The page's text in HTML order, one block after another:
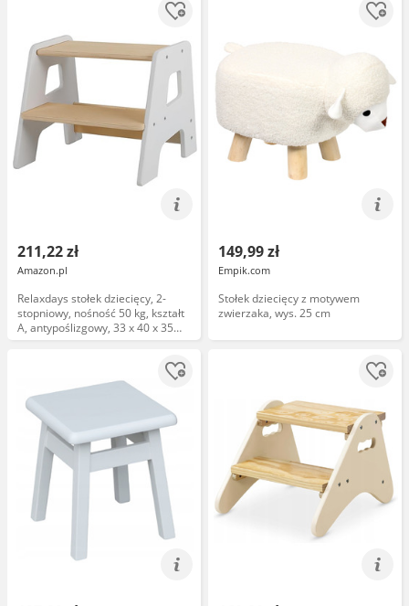
211,22 zł
Amazon.pl
Relaxdays stołek dziecięcy, 2-
stopniowy, nośność 50 kg, kształt
A, antypoślizgowy, 33 x 40 x 35
cm, biały/naturalny
149,99 zł
Empik.com
Stołek dziecięcy z motywem
zwierzaka, wys. 25 cm